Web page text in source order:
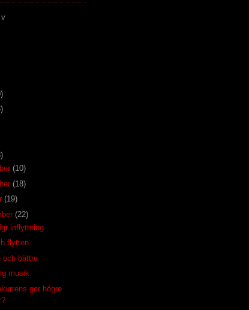
(10)
(18)
(19)
(22)
inflyttning
flytten
och bättre
musik
ger högre